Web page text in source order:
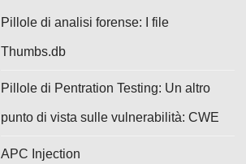
Pillole di analisi forense: I file
Thumbs.db
Pillole di Pentration Testing: Un altro
punto di vista sulle vulnerabilità: CWE
APC Injection